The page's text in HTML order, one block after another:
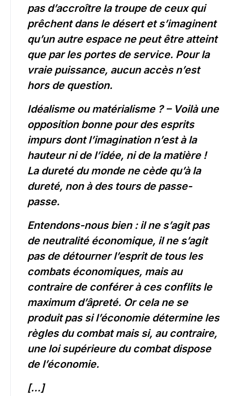
pas d’accroître la troupe de ceux qui
prêchent dans le désert et s’imaginent
qu’un autre espace ne peut être atteint
que par les portes de service. Pour la
vraie puissance, aucun accès n’est
hors de question.
Idéalisme ou matérialisme ? – Voilà une
opposition bonne pour des esprits
impurs dont l’imagination n’est à la
hauteur ni de l’idée, ni de la matière !
La dureté du monde ne cède qu’à la
dureté, non à des tours de passe-
passe.
Entendons-nous bien : il ne s’agit pas
de neutralité économique, il ne s’agit
pas de détourner l’esprit de tous les
combats économiques, mais au
contraire de conférer à ces conflits le
maximum d’âpreté. Or cela ne se
produit pas si l’économie détermine les
règles du combat mais si, au contraire,
une loi supérieure du combat dispose
de l’économie.
[…]